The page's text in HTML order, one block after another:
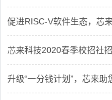
促进RISC-V软件生态，芯
芯来科技2020春季校招社招
升级“一分钱计划”，芯来助